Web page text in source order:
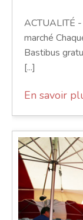
ACTUALITÉ
marché
Bastibus
[...]
En savoir